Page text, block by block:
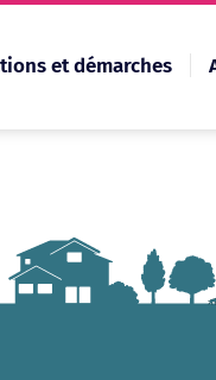
et démarches